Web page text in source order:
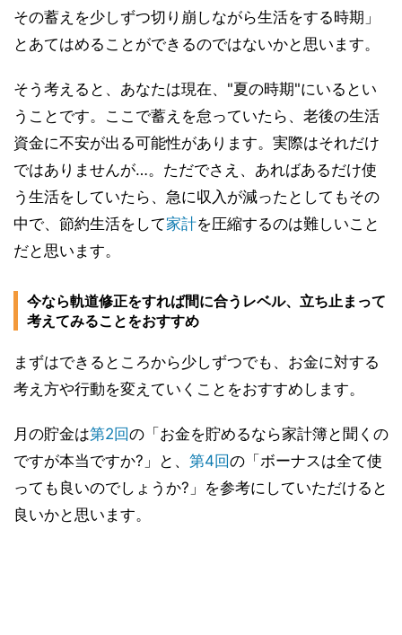
その蓄えを少しずつ切り崩しながら生活をする時期」
とあてはめることができるのではないかと思います。
そう考えると、あなたは現在、"夏の時期"にいるとい
うことです。ここで蓄えを怠っていたら、老後の生活
資金に不安が出る可能性があります。実際はそれだけ
ではありませんが…。ただでさえ、あればあるだけ使
う生活をしていたら、急に収入が減ったとしてもその
中で、節約生活をして家計を圧縮するのは難しいこと
だと思います。
今なら軌道修正をすれば間に合うレベル、立ち止まって
考えてみることをおすすめ
まずはできるところから少しずつでも、お金に対する
考え方や行動を変えていくことをおすすめします。
月の貯金は第2回の「お金を貯めるなら家計簿と聞くの
ですが本当ですか?」と、 第4回の「ボーナスは全て使
っても良いのでしょうか?」を参考にしていただけると
良いかと思います。